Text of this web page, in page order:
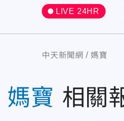
LIVE 24HR
中天新聞網 媽寶
媽寶 相關